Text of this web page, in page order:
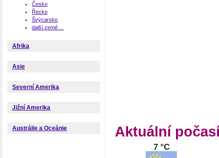
Česko
Řecko
Švýcarsko
další země ...
Afrika
Asie
Severní Amerika
Jižní Amerika
Austrálie a Oceánie Aktuální
7 °C